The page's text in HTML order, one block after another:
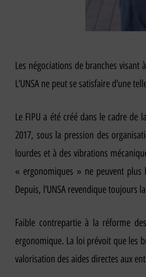
Les négociations de branches visant
L’UNSA ne peut se satisfaire d’une
Le FIPU a été créé dans le cadre de
2017, sous la pression des
lourdes et à des vibrations
« ergonomiques » ne peuvent
Depuis, l’UNSA revendique toujours
Faible contrepartie à la réforme
ergonomique. La loi prévoit que les
valorisation des aides directes aux